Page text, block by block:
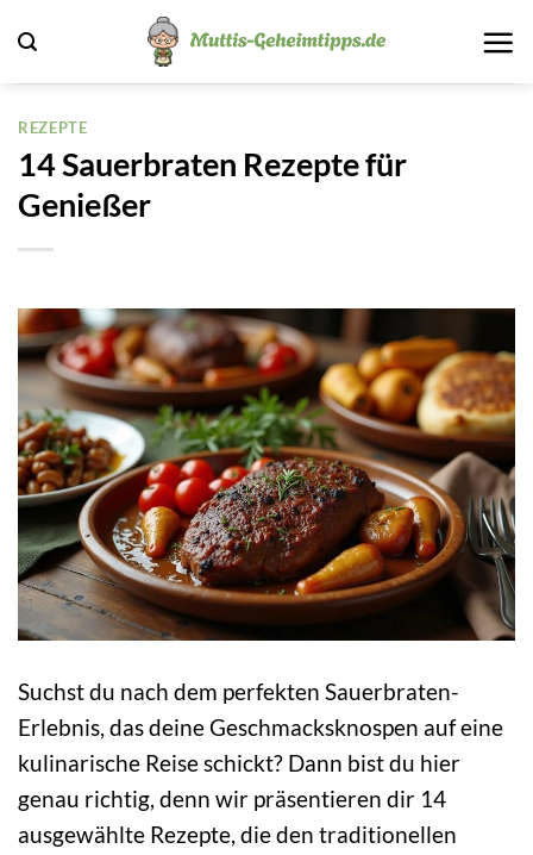
Inhalt
springen
REZEPTE
14 Sauerbraten Rezepte für
Genießer
Suchst du nach dem perfekten Sauerbraten-
Erlebnis, das deine Geschmacksknospen auf eine
kulinarische Reise schickt? Dann bist du hier
genau richtig, denn wir präsentieren dir 14
ausgewählte Rezepte, die den traditionellen